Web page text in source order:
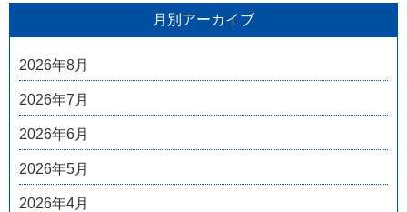
月別アーカイブ
2026年8月
2026年7月
2026年6月
2026年5月
2026年4月